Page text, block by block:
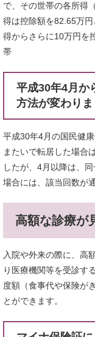
で、その世帯の各所得
得は控除額を82.65万
得からさらに10万円を
帯
平成30年4月か
方法が変わり
平成30年4月の国民健
またいで転居した場合
したが、4月以降は、
場合には、該当回数が
高額な診療が
入院や外来の際に、高
り医療機関等を受診す
度額（食事代や保険が
とができます。